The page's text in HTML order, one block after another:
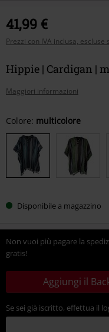
41,99 €
Prezzi con IVA inclusa, escluse
Hippie | Cardigan |
Maggiori informazioni
Scegli
la
tua
taglia
Colore: multicolore
Disponibile a magazzino
Non vuoi più pagare la
gratis!
Aggiungi il
Se sei già iscritto, effettua il